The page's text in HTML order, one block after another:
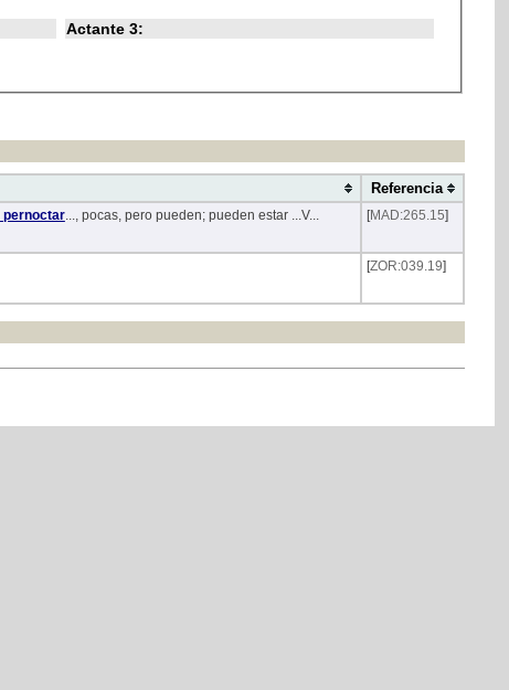
Actante 3:
Referencia
pernoctar..., pocas, pero pueden; pueden estar ...V...
[MAD:265.15]
[ZOR:039.19]